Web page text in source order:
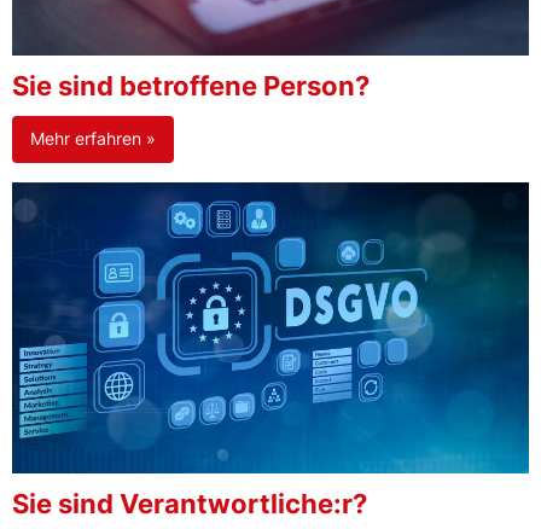
Sie sind betroffene Person?
Mehr erfahren »
Sie sind Verantwortliche:r?